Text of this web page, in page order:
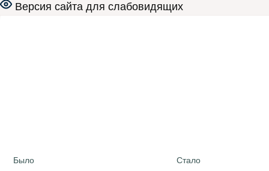
Версия сайта для слабовидящих
Было Стало